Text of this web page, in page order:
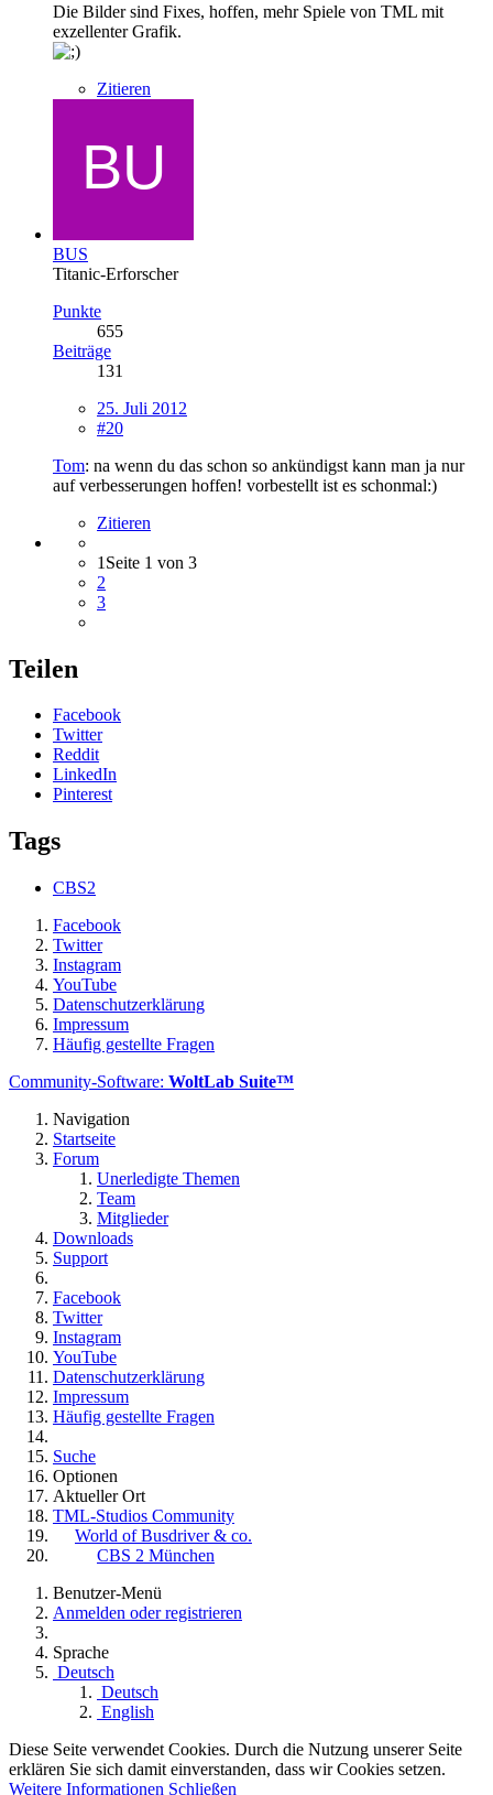
Die Bilder sind Fixes, hoffen, mehr Spiele von TML mit
exzellenter Grafik.
Zitieren
BUS
Titanic-Erforscher
Punkte
655
Beiträge
131
25. Juli 2012
#20
Tom: na wenn du das schon so ankündigst kann man ja nur
auf verbesserungen hoffen! vorbestellt ist es schonmal:)
Zitieren
1 Seite 1 von 3
2
3
Teilen
Facebook
Twitter
Reddit
LinkedIn
Pinterest
Tags
CBS2
Facebook
Twitter
Instagram
YouTube
Datenschutzerklärung
Impressum
Häufig gestellte Fragen
Community-Software: WoltLab Suite™
Navigation
Startseite
Forum
Unerledigte Themen
Team
Mitglieder
Downloads
Support
Facebook
Twitter
Instagram
YouTube
Datenschutzerklärung
Impressum
Häufig gestellte Fragen
Suche
Optionen
Aktueller Ort
TML-Studios Community
World of Busdriver & co.
CBS 2 München
Benutzer-Menü
Anmelden oder registrieren
Sprache
Deutsch
Deutsch
English
Diese Seite verwendet Cookies. Durch die Nutzung unserer Seite
erklären Sie sich damit einverstanden, dass wir Cookies setzen.
Weitere Informationen Schließen